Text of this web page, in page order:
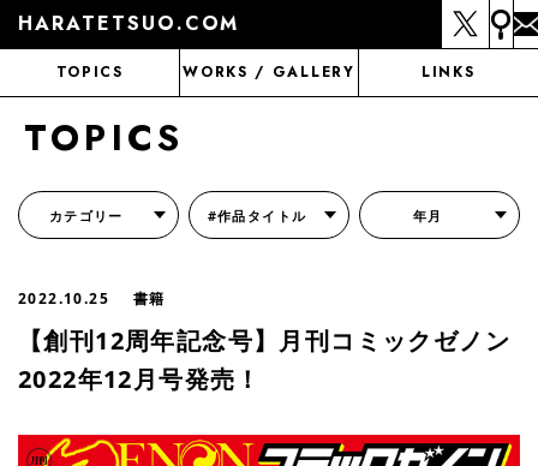
HARATETSUO.COM
TOPICS WORKS / GALLERY LINKS
TOPICS
カテゴリー #作品タイトル 年月
2022.10.25 書籍
【創刊12周年記念号】月刊コミックゼノン
2022年12月号発売！